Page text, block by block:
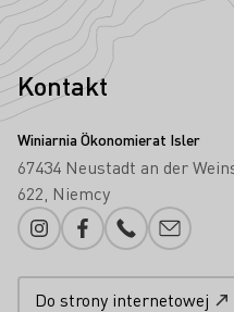
Kontakt
Winiarnia Ökonomierat Isler
67434 Neustadt an der
622 Niemcy
InstagramFacebookNumer telefonu
Proszę
Do strony internetowej